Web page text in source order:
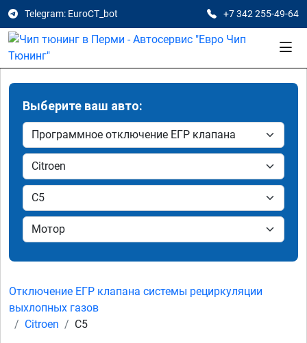
Telegram: EuroCT_bot +7 342 255-49-64
Выберите ваш авто:
Отключение ЕГР клапана системы рециркуляции
выхлопных газов
Citroen
C5